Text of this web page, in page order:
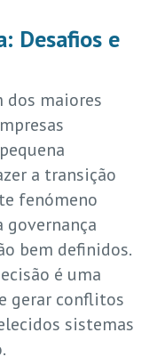
Desafios e
dos maiores
a transição
fenómeno
bem definidos.
é uma
gerar conflitos
sistemas